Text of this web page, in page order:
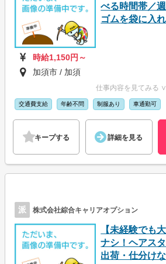
べる時間帯／
ゴムを袋に入
時給1,150円～
加須市 / 加須
仕事内容を見てみる ∨
交通費支給 年齢不問 制服あり 車通勤可
キープする 詳細を見る
派 株式会社綜合キャリアオプション
【未経験でも
ナシ！ヘアス
出荷・仕分け